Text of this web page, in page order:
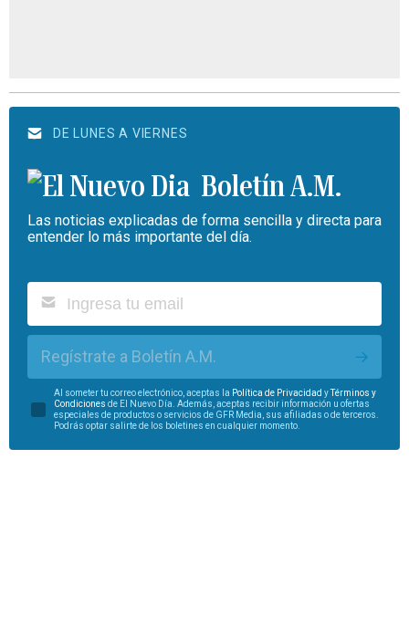
DE LUNES A VIERNES
Boletín A.M.
Las noticias explicadas de forma sencilla y directa para
entender lo más importante del día.
Regístrate a Boletín A.M.
Al someter tu correo electrónico, aceptas la Política de Privacidad y
Términos y
Condiciones de El Nuevo Día. Además, aceptas recibir información u ofertas
especiales de productos o servicios de GFR Media, sus afiliadas o de terceros.
Podrás optar salirte de los boletines en cualquier momento.